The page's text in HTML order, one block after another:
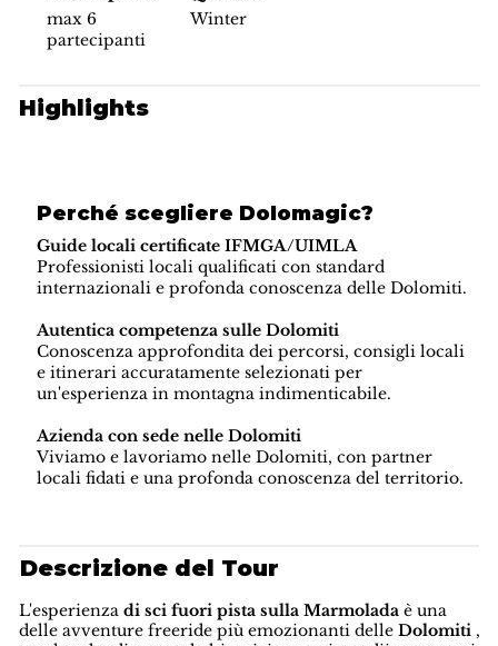
max 6
partecipanti
Winter
Highlights
Perché scegliere Dolomagic?
Guide locali certificate IFMGA/UIMLA
Professionisti locali qualificati con standard
internazionali e profonda conoscenza delle Dolomiti.
Autentica competenza sulle Dolomiti
Conoscenza approfondita dei percorsi, consigli locali
e itinerari accuratamente selezionati per
un'esperienza in montagna indimenticabile.
Azienda con sede nelle Dolomiti
Viviamo e lavoriamo nelle Dolomiti, con partner
locali fidati e una profonda conoscenza del territorio.
Descrizione del Tour
L'esperienzadi sci fuori pista sulla Marmolada è una
delle avventure freeride più emozionanti delleDolomiti ,